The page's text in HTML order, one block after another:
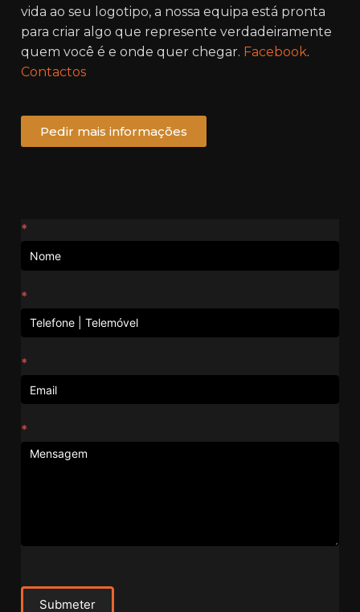
vida ao seu logotipo, a nossa equipa está pronta
para criar algo que represente verdadeiramente
quem você é e onde quer chegar. Facebook.
Contactos
Pedir mais informações
Contactos
*
*
*
*
Submeter